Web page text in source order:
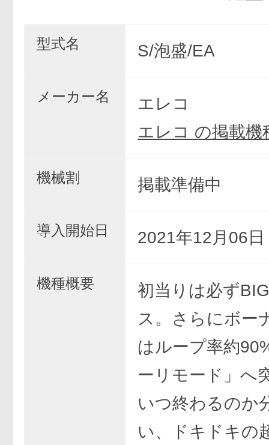
型式名 S/泡盛/EA
メーカー名
エレコ
エレコ の掲載機
機械割 掲載準備中
導入開始日 2021年12月06日
機種概要
初当りは必ず
ス。さらにボー
はループ率約
ーリモード」へ
いつ終わるのか
い、ドキドキの